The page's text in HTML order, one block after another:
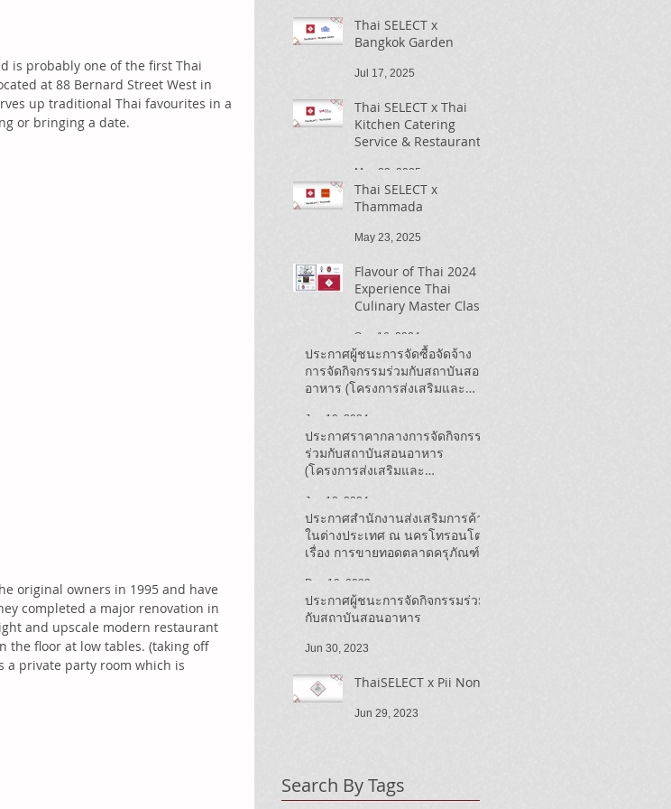
is probably one of the first Thai
at 88 Bernard Street West in
up traditional Thai favourites in a
or bringing a date.
original owners in 1995 and have
completed a major renovation in
and upscale modern restaurant
the floor at low tables. (taking off
a private party room which is
Thai SELECT x
Bangkok Garden
Jul 17, 2025
Thai SELECT x Thai
Kitchen Catering
Service & Restaurant
May 23, 2025
Thai SELECT x
Thammada
May 23, 2025
Flavour of Thai 2024 |
Experience Thai
Culinary Master Class
Sep 16, 2024
ประกาศผู้ชนะการจัดซื้อจัดจ้าง
การจัดกิจกรรมร่วมกับสถาบันสอน
อาหาร (โครงการส่งเสริมและ
แคนาดา ปี ๒๕๖๗)
Jun 19, 2024
ประกาศราคากลางการจัดกิจกรรม
ร่วมกับสถาบันสอนอาหาร
(โครงการส่งเสริมและ
แคนาดา ปี ๒๕๖๗)
Jun 13, 2024
ประกาศสำนักงานส่งเสริมการค้า
ในต่างประเทศ ณ นครโทรอนโต
เรื่อง การขายทอดตลาดครุภัณฑ์
Dec 19, 2023
ประกาศผู้ชนะการจัดกิจกรรมร่วม
กับสถาบันสอนอาหาร
Jun 30, 2023
ThaiSELECT x Pii Nong
Jun 29, 2023
Search By Tags